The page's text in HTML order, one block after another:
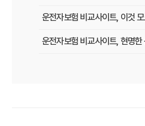
운전자보험 비교사이트, 이것
운전자보험 비교사이트, 현명